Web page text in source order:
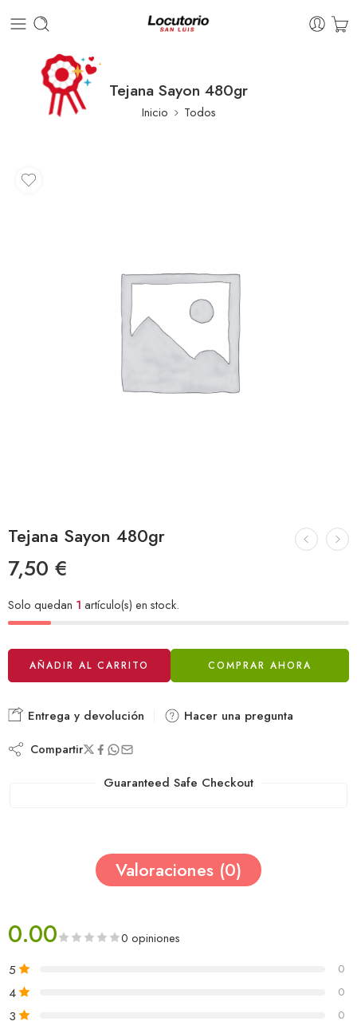
Tejana Sayon 480gr
Inicio Todos
Tejana Sayon 480gr
7,50 €
Solo quedan 1 artículo(s) en stock.
AÑADIR AL CARRITO COMPRAR AHORA
Alternative:
Entrega y devolución Hacer una pregunta
Compartir
Guaranteed Safe Checkout
Valoraciones (0)
0.00 0 opiniones
5 0
4 0
3 0